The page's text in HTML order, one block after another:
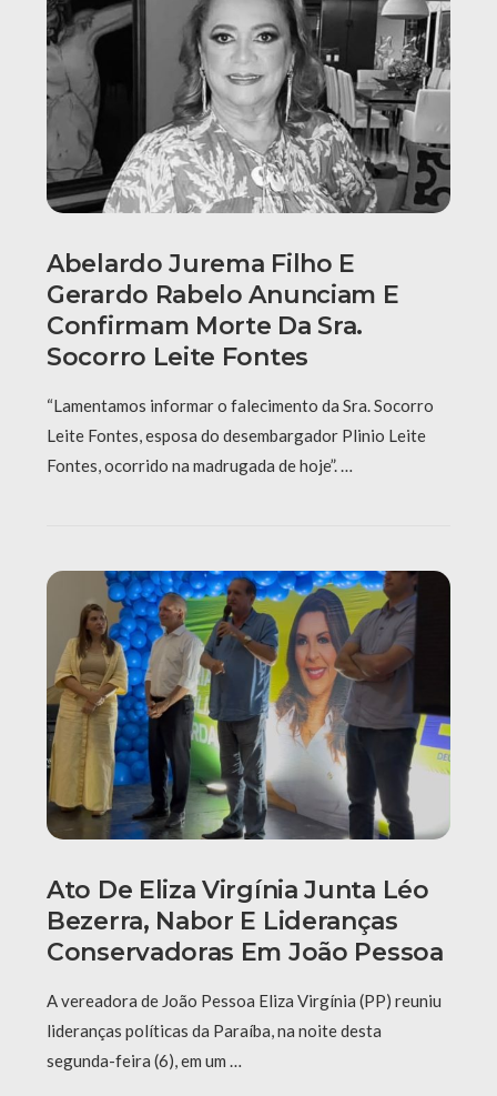
Abelardo Jurema Filho E
Gerardo Rabelo Anunciam E
Confirmam Morte Da Sra.
Socorro Leite Fontes
“Lamentamos informar o falecimento da Sra. Socorro
Leite Fontes, esposa do desembargador Plinio Leite
Fontes, ocorrido na madrugada de hoje”. …
Ato De Eliza Virgínia Junta Léo
Bezerra, Nabor E Lideranças
Conservadoras Em João Pessoa
A vereadora de João Pessoa Eliza Virgínia (PP) reuniu
lideranças políticas da Paraíba, na noite desta
segunda-feira (6), em um …